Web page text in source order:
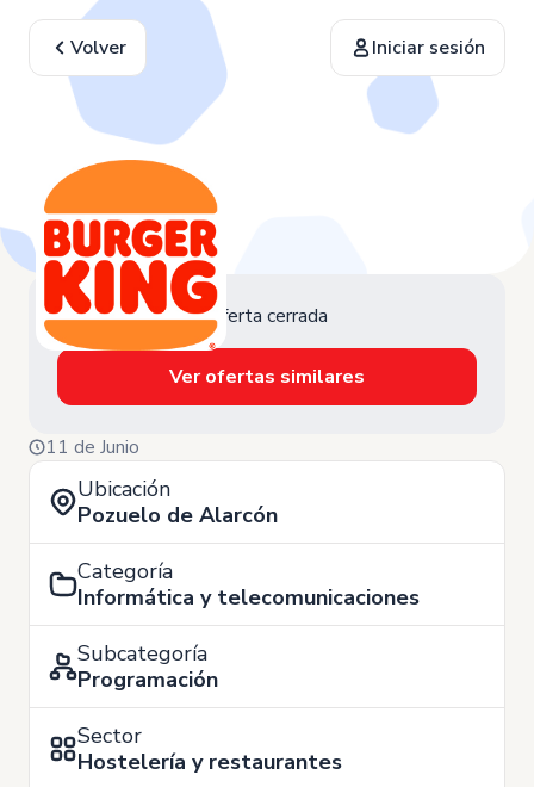
Volver Iniciar sesión
Oferta cerrada
Ver ofertas similares
11 de Junio
Ubicación
Pozuelo de Alarcón
Categoría
Informática y telecomunicaciones
Subcategoría
Programación
Sector
Hostelería y restaurantes